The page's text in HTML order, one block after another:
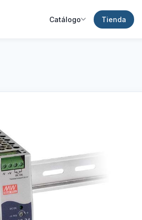
Catálogo Tienda